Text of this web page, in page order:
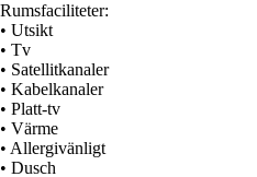
Rumsfaciliteter:
• Utsikt
• Tv
• Satellitkanaler
• Kabelkanaler
• Platt-tv
• Värme
• Allergivänligt
• Dusch